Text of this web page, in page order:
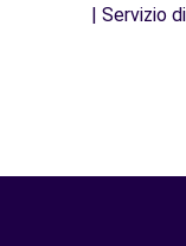
| Servizio